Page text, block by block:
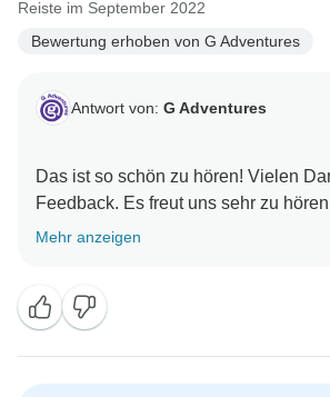
Reiste im September 2022
Bewertung erhoben von G Adventures
Antwort von: G Adventures
Das ist so schön zu hören! Vielen
Feedback. Es freut uns sehr zu
Mehr anzeigen